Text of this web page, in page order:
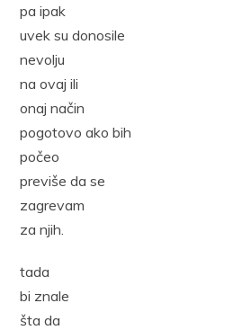
pa ipak
uvek su donosile
nevolju
na ovaj ili
onaj način
pogotovo ako bih
počeo
previše da se
zagrevam
za njih.
tada
bi znale
šta da